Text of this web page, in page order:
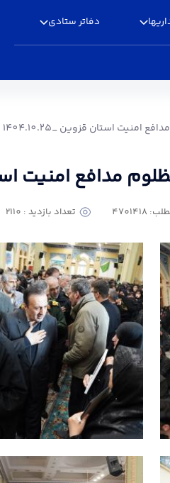
دفاتر ستادی
استان قزوین _1404.10.25
امنیت استان
تعداد بازدید : 2110